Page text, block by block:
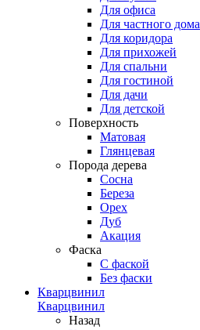
Для офиса
Для частного дома
Для коридора
Для прихожей
Для спальни
Для гостиной
Для дачи
Для детской
Поверхность
Матовая
Глянцевая
Порода дерева
Сосна
Береза
Орех
Дуб
Акация
Фаска
С фаской
Без фаски
Кварцвинил
Кварцвинил
Назад